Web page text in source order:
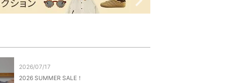
2026/07/17
2026 SUMMER SALE！